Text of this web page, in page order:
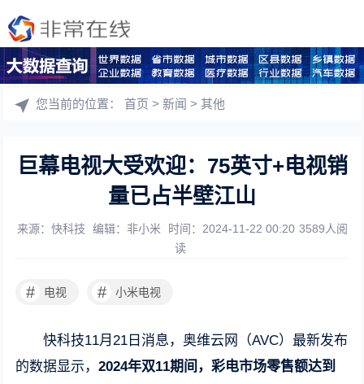
您当前的位置：首页 >新闻 >其他
巨幕电视大受欢迎：75英寸+电视销
量已占半壁江山
来源：快科技 编辑：非小米 时间：2024-11-22 00:20 3589人阅
读
# 电视 # 小米电视
快科技11月21日消息，奥维云网（AVC）最新发布
的数据显示，2024年双11期间，彩电市场零售额达到